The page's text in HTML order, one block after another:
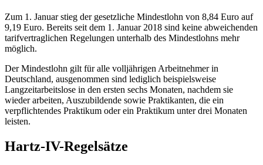
Zum 1. Januar stieg der gesetzliche Mindestlohn von 8,84 Euro auf
9,19 Euro. Bereits seit dem 1. Januar 2018 sind keine abweichenden
tarifvertraglichen Regelungen unterhalb des Mindestlohns mehr
möglich.
Der Mindestlohn gilt für alle volljährigen Arbeitnehmer in
Deutschland, ausgenommen sind lediglich beispielsweise
Langzeitarbeitslose in den ersten sechs Monaten, nachdem sie
wieder arbeiten, Auszubildende sowie Praktikanten, die ein
verpflichtendes Praktikum oder ein Praktikum unter drei Monaten
leisten.
Hartz-IV-Regelsätze